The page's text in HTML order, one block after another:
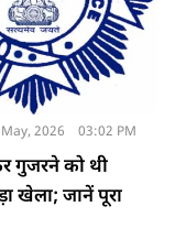
2026 03:02 PM
गुजरने को थी
खेला; जानें पूरा